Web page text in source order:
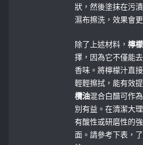
狀，然後塗抹在污
濕布擦洗，效果會
除了上述材料， 檸
擇，因為它不僅能
香味。將檸檬汁直
輕輕擦拭，能有效
欖油混合白醋可作
別有益。在清潔大
有酸性或研磨性的
面。請參考下表，